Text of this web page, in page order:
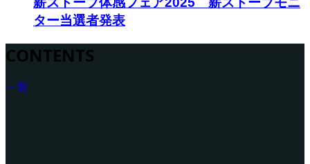
ター当選者発表
CONTENTS
一覧